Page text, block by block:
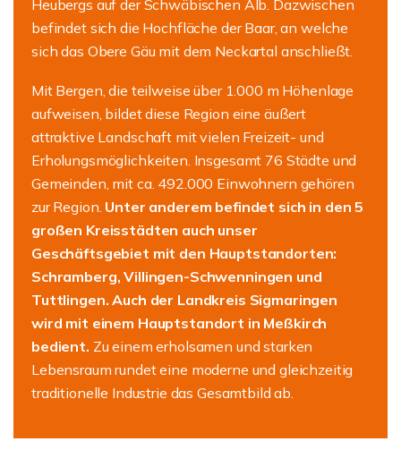
Heubergs auf der Schwäbischen Alb. Dazwischen
befindet sich die Hochfläche der Baar, an welche
sich das Obere Gäu mit dem Neckartal anschließt.
Mit Bergen, die teilweise über 1.000 m Höhenlage
aufweisen, bildet diese Region eine äußert
attraktive Landschaft mit vielen Freizeit- und
Erholungsmöglichkeiten. Insgesamt 76 Städte und
Gemeinden, mit ca. 492.000 Einwohnern gehören
zur Region. Unter anderem befindet sich in den 5
großen Kreisstädten auch unser
Geschäftsgebiet mit den Hauptstandorten:
Schramberg, Villingen-Schwenningen und
Tuttlingen. Auch der Landkreis Sigmaringen
wird mit einem Hauptstandort in Meßkirch
bedient. Zu einem erholsamen und starken
Lebensraum rundet eine moderne und gleichzeitig
traditionelle Industrie das Gesamtbild ab.